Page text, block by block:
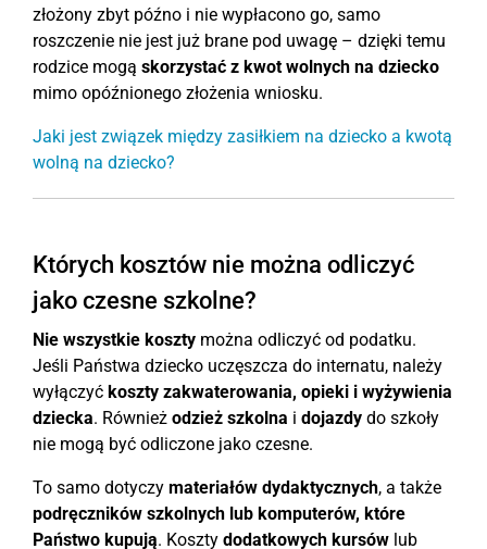
złożony zbyt późno i nie wypłacono go, samo
roszczenie nie jest już brane pod uwagę – dzięki temu
rodzice mogą skorzystać z kwot wolnych na dziecko
mimo opóźnionego złożenia wniosku.
Jaki jest związek między zasiłkiem na dziecko a kwotą
wolną na dziecko?
Których kosztów nie można odliczyć
jako czesne szkolne?
Nie wszystkie koszty można odliczyć od podatku.
Jeśli Państwa dziecko uczęszcza do internatu, należy
wyłączyć koszty zakwaterowania, opieki i wyżywienia
dziecka. Również odzież szkolna i dojazdy do szkoły
nie mogą być odliczone jako czesne.
To samo dotyczy materiałów dydaktycznych, a także
podręczników szkolnych lub komputerów, które
Państwo kupują. Koszty dodatkowych kursów lub